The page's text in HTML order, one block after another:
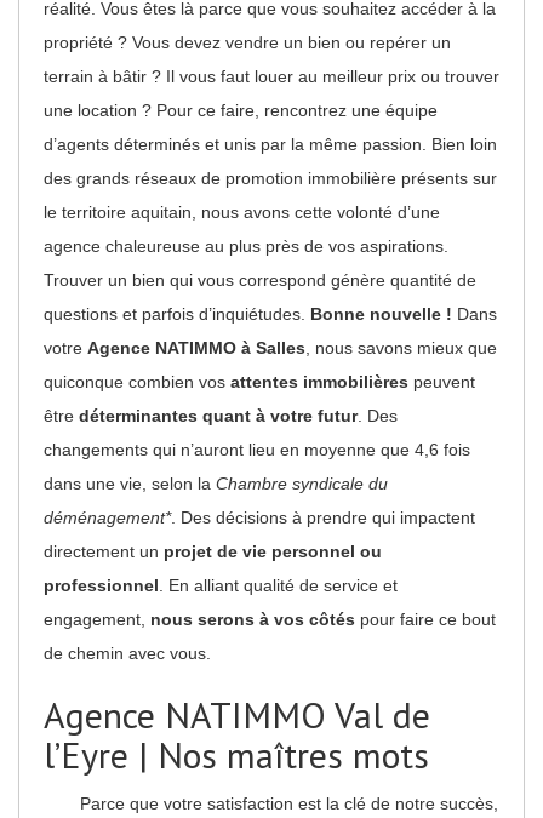
réalité. Vous êtes là parce que vous souhaitez accéder à la
propriété ? Vous devez vendre un bien ou repérer un
terrain à bâtir ? Il vous faut louer au meilleur prix ou trouver
une location ? Pour ce faire, rencontrez une équipe
d’agents déterminés et unis par la même passion. Bien loin
des grands réseaux de promotion immobilière présents sur
le territoire aquitain, nous avons cette volonté d’une
agence chaleureuse au plus près de vos aspirations.
Trouver un bien qui vous correspond génère quantité de
questions et parfois d’inquiétudes. Bonne nouvelle ! Dans
votre Agence NATIMMO à Salles , nous savons mieux que
quiconque combien vos attentes immobilières peuvent
être déterminantes quant à votre futur. Des
changements qui n’auront lieu en moyenne que 4,6 fois
dans une vie, selon la Chambre syndicale du
déménagement*. Des décisions à prendre qui impactent
directement un projet de vie personnel ou
professionnel . En alliant qualité de service et
engagement, nous serons à vos côtés pour faire ce bout
de chemin avec vous.
Agence NATIMMO Val de
l’Eyre | Nos maîtres mots
Parce que votre satisfaction est la clé de notre succès,